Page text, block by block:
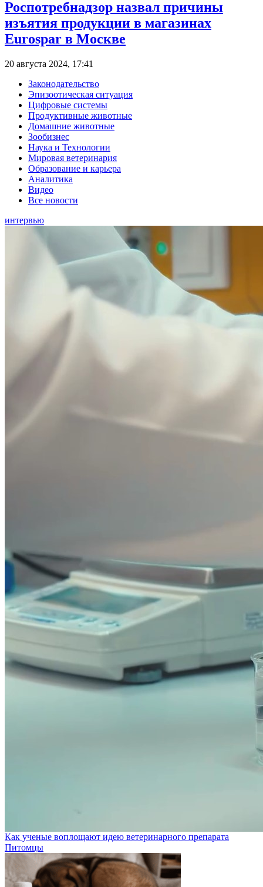
Роспотребнадзор назвал причины
изъятия продукции в магазинах
Eurospar в Москве
20 августа 2024, 17:41
Законодательство
Эпизоотическая ситуация
Цифровые системы
Продуктивные животные
Домашние животные
Зообизнес
Наука и Технологии
Мировая ветеринария
Образование и карьера
Аналитика
Видео
Все новости
интервью
Как ученые воплощают идею ветеринарного препарата
Питомцы